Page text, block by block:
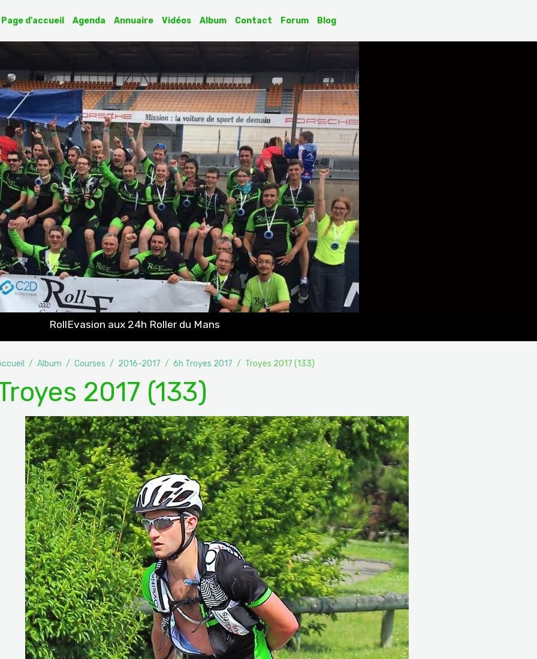
Page d'accueil Agenda Annuaire Vidéos Album Contact Forum Blog
RollEvasion aux 24h Roller du Mans
Album Courses 2016-2017 6h Troyes 2017 Troyes 2017 (133)
2017 (133)